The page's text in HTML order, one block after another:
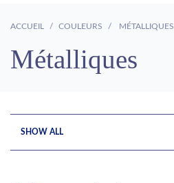
ACCUEIL COULEURS MÉTALLIQUES
Métalliques
SHOW ALL